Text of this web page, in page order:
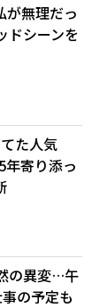
が無理だっ
ドシーンを
た人気
寄り添っ
の異変…午
の予定も